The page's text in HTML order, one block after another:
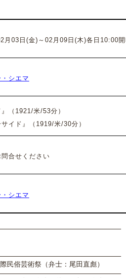
月03日(金)～02月09日(木)各日 10:00
シエマ
（1921/米/53分）
イド』
（1919/米/30分）
合せください
シエマ
民俗芸術祭（弁士：尾田直彪）